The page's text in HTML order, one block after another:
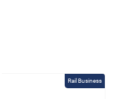
Rail Business